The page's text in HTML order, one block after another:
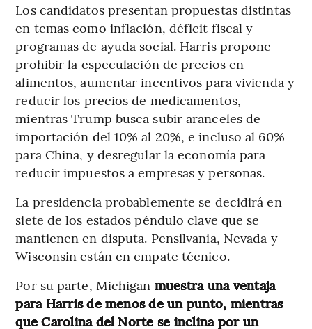
Los candidatos presentan propuestas distintas
en temas como inflación, déficit fiscal y
programas de ayuda social. Harris propone
prohibir la especulación de precios en
alimentos, aumentar incentivos para vivienda y
reducir los precios de medicamentos,
mientras Trump busca subir aranceles de
importación del 10% al 20%, e incluso al 60%
para China, y desregular la economía para
reducir impuestos a empresas y personas.
La presidencia probablemente se decidirá en
siete de los estados péndulo clave que se
mantienen en disputa. Pensilvania, Nevada y
Wisconsin están en empate técnico.
Por su parte, Michigan muestra una ventaja
para Harris de menos de un punto, mientras
que Carolina del Norte se inclina por un